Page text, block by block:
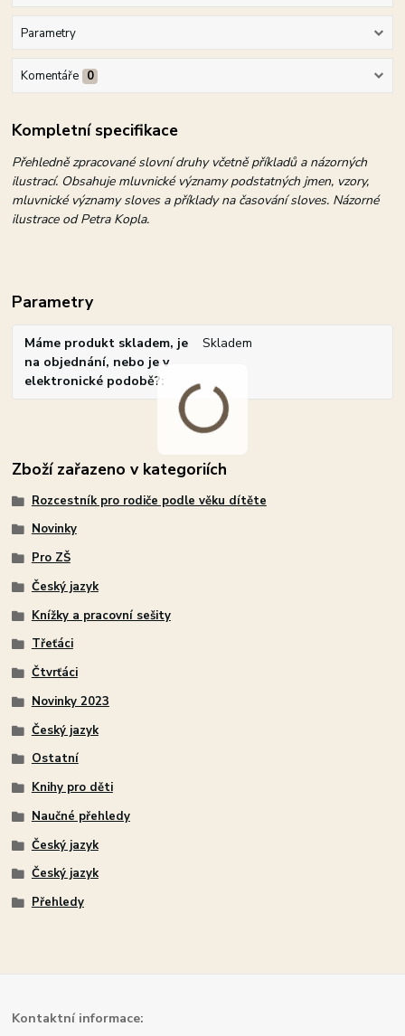
Parametry
Komentáře 0
Kompletní specifikace
Přehledně zpracované slovní druhy včetně příkladů a názorných
ilustrací. Obsahuje mluvnické významy podstatných jmen, vzory,
mluvnické významy sloves a příklady na časování sloves. Názorné
ilustrace od Petra Kopla.
Parametry
Máme produkt skladem, je
na objednání, nebo je v
elektronické podobě?
Skladem
Zboží zařazeno v kategoriích
Rozcestník pro rodiče podle věku dítěte
Novinky
Pro ZŠ
Český jazyk
Knížky a pracovní sešity
Třeťáci
Čtvrťáci
Novinky 2023
Český jazyk
Ostatní
Knihy pro děti
Naučné přehledy
Český jazyk
Český jazyk
Přehledy
Kontaktní informace: